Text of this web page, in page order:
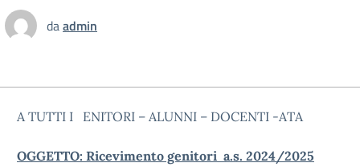
daadmin
A TUTTI I ENITORI – ALUNNI – DOCENTI -ATA
OGGETTO: Ricevimento genitori a.s. 2024/2025